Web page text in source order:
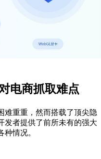
电商抓取难点
重重，然而搭载了顶尖隐
发者提供了前所未有的强大
情况。